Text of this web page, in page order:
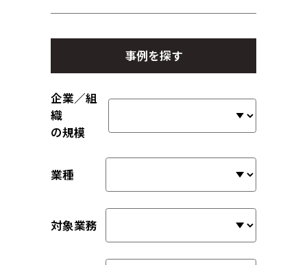
事例を探す
企業／組
織
の規模
業種
対象業務